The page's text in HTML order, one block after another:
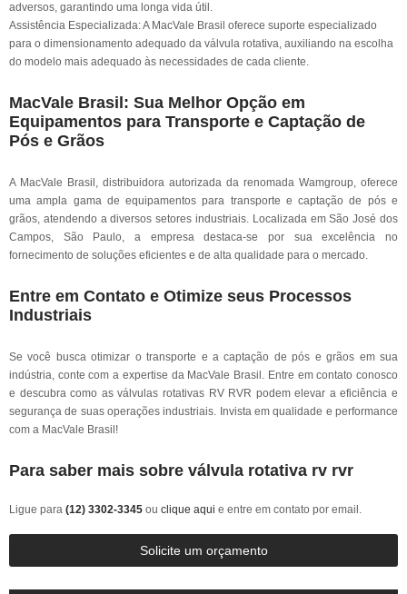
adversos, garantindo uma longa vida útil.
Assistência Especializada: A MacVale Brasil oferece suporte especializado
para o dimensionamento adequado da válvula rotativa, auxiliando na escolha
do modelo mais adequado às necessidades de cada cliente.
MacVale Brasil: Sua Melhor Opção em
Equipamentos para Transporte e Captação de
Pós e Grãos
A MacVale Brasil, distribuidora autorizada da renomada Wamgroup, oferece
uma ampla gama de equipamentos para transporte e captação de pós e
grãos, atendendo a diversos setores industriais. Localizada em São José dos
Campos, São Paulo, a empresa destaca-se por sua excelência no
fornecimento de soluções eficientes e de alta qualidade para o mercado.
Entre em Contato e Otimize seus Processos
Industriais
Se você busca otimizar o transporte e a captação de pós e grãos em sua
indústria, conte com a expertise da MacVale Brasil. Entre em contato conosco
e descubra como as válvulas rotativas RV RVR podem elevar a eficiência e
segurança de suas operações industriais. Invista em qualidade e performance
com a MacVale Brasil!
Para saber mais sobre válvula rotativa rv rvr
Ligue para (12) 3302-3345 ou clique aqui e entre em contato por email.
Solicite um orçamento